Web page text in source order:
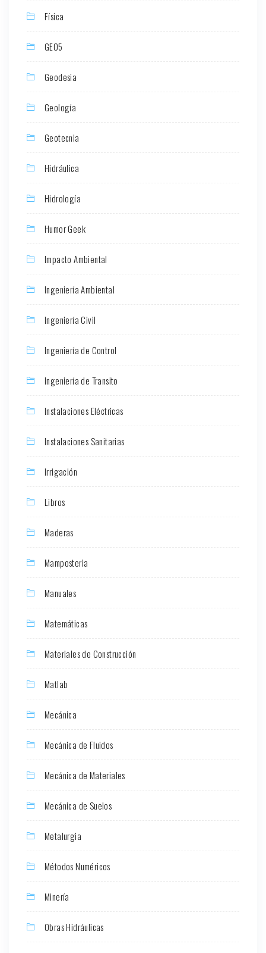
Física
GEO5
Geodesia
Geología
Geotecnia
Hidráulica
Hidrología
Humor Geek
Impacto Ambiental
Ingeniería Ambiental
Ingeniería Civil
Ingeniería de Control
Ingeniería de Transito
Instalaciones Eléctricas
Instalaciones Sanitarias
Irrigación
Libros
Maderas
Mamposteria
Manuales
Matemáticas
Materiales de Construcción
Matlab
Mecánica
Mecánica de Fluidos
Mecánica de Materiales
Mecánica de Suelos
Metalurgia
Métodos Numéricos
Minería
Obras Hidráulicas